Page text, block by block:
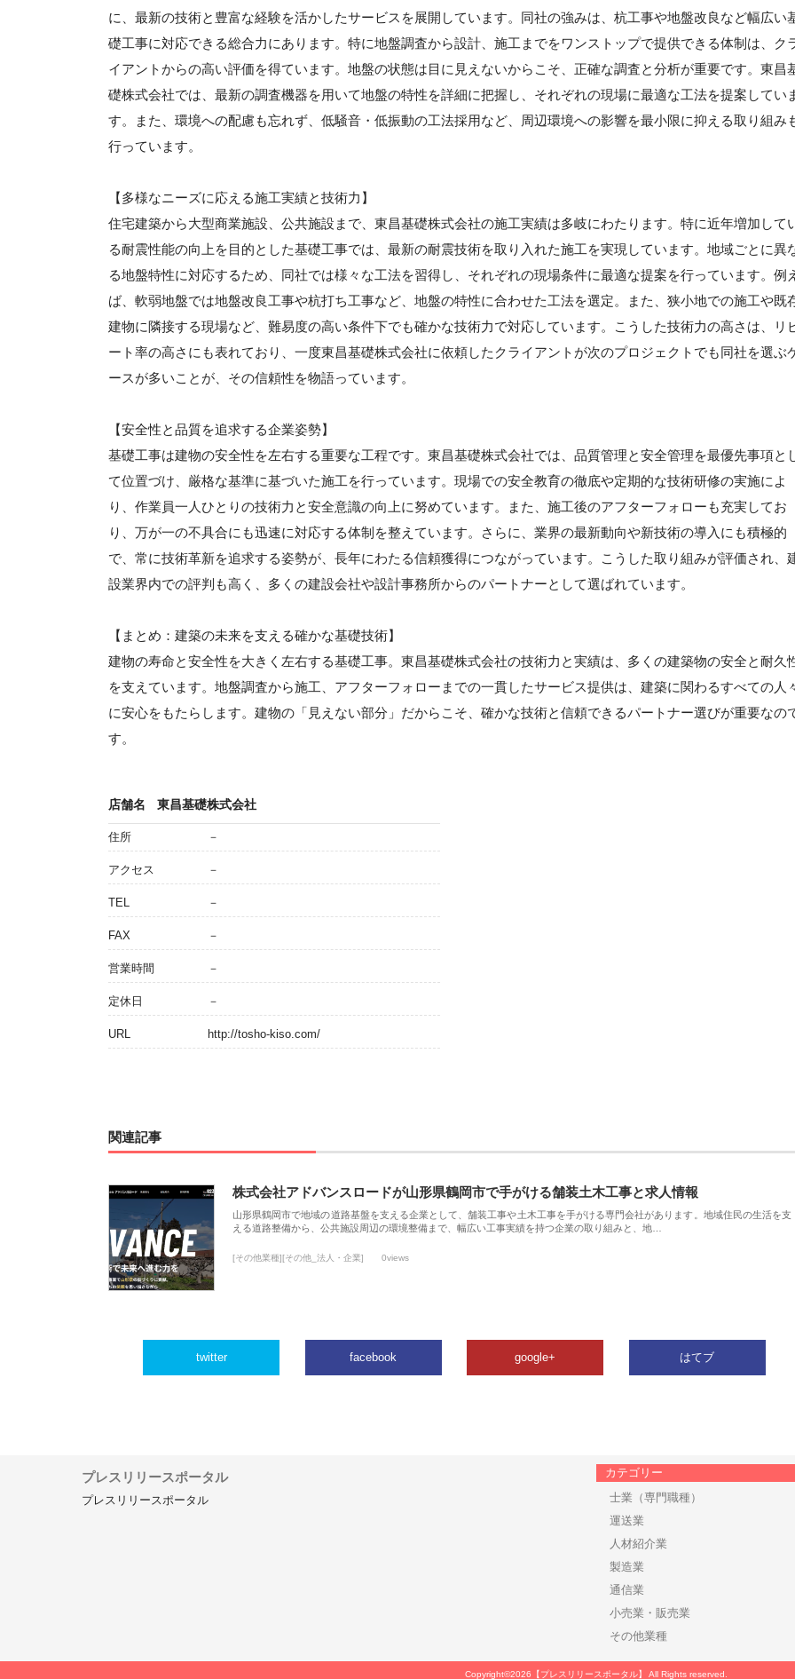
に、最新の技術と豊富な経験を活かしたサービスを展開しています。同社の強みは、杭工事や地盤改良など幅広い
礎工事に対応できる総合力にあります。特に地盤調査から設計、施工までをワンストップで提供できる体制は、ク
イアントからの高い評価を得ています。地盤の状態は目に見えないからこそ、正確な調査と分析が重要です。東昌
礎株式会社では、最新の調査機器を用いて地盤の特性を詳細に把握し、それぞれの現場に最適な工法を提案してい
す。また、環境への配慮も忘れず、低騒音・低振動の工法採用など、周辺環境への影響を最小限に抑える取り組み
行っています。
【多様なニーズに応える施工実績と技術力】
住宅建築から大型商業施設、公共施設まで、東昌基礎株式会社の施工実績は多岐にわたります。特に近年増加して
る耐震性能の向上を目的とした基礎工事では、最新の耐震技術を取り入れた施工を実現しています。地域ごとに異
る地盤特性に対応するため、同社では様々な工法を習得し、それぞれの現場条件に最適な提案を行っています。例え
ば、軟弱地盤では地盤改良工事や杭打ち工事など、地盤の特性に合わせた工法を選定。また、狭小地での施工や既
建物に隣接する現場など、難易度の高い条件下でも確かな技術力で対応しています。こうした技術力の高さは、リ
ート率の高さにも表れており、一度東昌基礎株式会社に依頼したクライアントが次のプロジェクトでも同社を選ぶ
ースが多いことが、その信頼性を物語っています。
【安全性と品質を追求する企業姿勢】
基礎工事は建物の安全性を左右する重要な工程です。東昌基礎株式会社では、品質管理と安全管理を最優先事項と
て位置づけ、厳格な基準に基づいた施工を行っています。現場での安全教育の徹底や定期的な技術研修の実施によ
り、作業員一人ひとりの技術力と安全意識の向上に努めています。また、施工後のアフターフォローも充実してお
り、万が一の不具合にも迅速に対応する体制を整えています。さらに、業界の最新動向や新技術の導入にも積極的
で、常に技術革新を追求する姿勢が、長年にわたる信頼獲得につながっています。こうした取り組みが評価され、
設業界内での評判も高く、多くの建設会社や設計事務所からのパートナーとして選ばれています。
【まとめ：建築の未来を支える確かな基礎技術】
建物の寿命と安全性を大きく左右する基礎工事。東昌基礎株式会社の技術力と実績は、多くの建築物の安全と耐久
を支えています。地盤調査から施工、アフターフォローまでの一貫したサービス提供は、建築に関わるすべての人
に安心をもたらします。建物の「見えない部分」だからこそ、確かな技術と信頼できるパートナー選びが重要なの
す。
店舗名 東昌基礎株式会社
住所 －
アクセス －
TEL －
FAX －
営業時間 －
定休日 －
URL http://tosho-kiso.com/
関連記事
株式会社アドバンスロードが山形県鶴岡市で手がける舗装土木工事と求人情報
山形県鶴岡市で地域の道路基盤を支える企業として、舗装工事や土木工事を手がける専門会社があります。地域住民の生活を支
える道路整備から、公共施設周辺の環境整備まで、幅広い工事実績を持つ企業の取り組みと、地…
[その他業種][その他_法人・企業] 0views
twitter facebook google+ はてブ
プレスリリースポータル
プレスリリースポータル
カテゴリー
士業（専門職種）
運送業
人材紹介業
製造業
通信業
小売業・販売業
その他業種
Copyright©2026【プレスリリースポータル】 All Rights reserved.